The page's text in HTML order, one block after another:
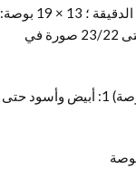
الدقيقة ؛ 12 ″ × 18: ما يصل إلى 42/40 صورة في الدقيقة ؛ 13 × 19 بوصة:
حتى 40/38 صورة في الدقيقة ؛ 13 × 30 بوصة: حتى 23/22 صورة في
سرعة المسح الضوئي (رسالة ، 300 نقطة في البوصة) 1: أبيض وأسود حتى